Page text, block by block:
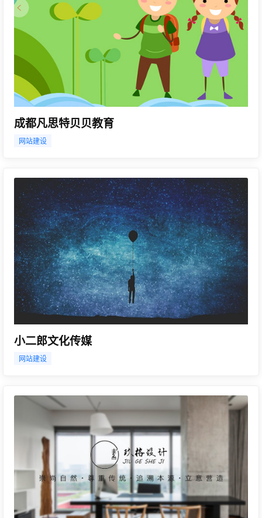
成都凡思特贝贝教育
网站建设
小二郎文化传媒
网站建设